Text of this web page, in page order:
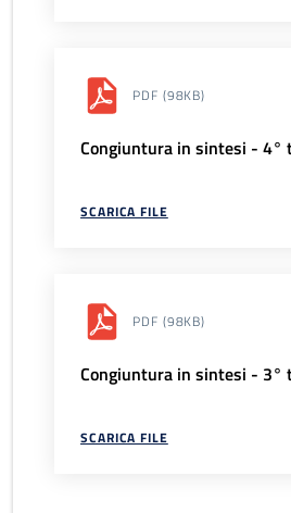
PDF (98KB)
Congiuntura in sintesi - 4°
SCARICA FILE
PDF (98KB)
Congiuntura in sintesi - 3°
SCARICA FILE